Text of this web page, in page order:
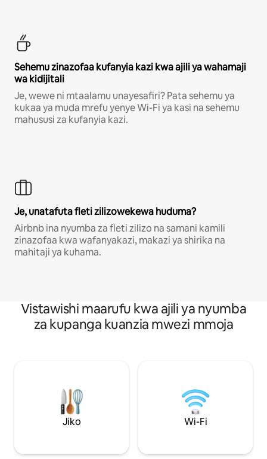
Sehemu zinazofaa kufanyia kazi kwa ajili ya wahamaji
wa kidijitali
Je, wewe ni mtaalamu unayesafiri? Pata sehemu ya
kukaa ya muda mrefu yenye Wi-Fi ya kasi na sehemu
mahususi za kufanyia kazi.
Je, unatafuta fleti zilizowekewa huduma?
Airbnb ina nyumba za fleti zilizo na samani kamili
zinazofaa kwa wafanyakazi, makazi ya shirika na
mahitaji ya kuhama.
Vistawishi maarufu kwa ajili ya nyumba
za kupanga kuanzia mwezi mmoja
Jiko Wi-Fi